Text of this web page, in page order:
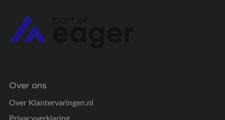
Over ons
Over Klantervaringen.nl
Privacyverklaring